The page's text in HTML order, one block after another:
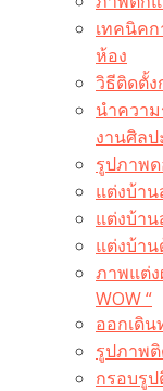
เทคนิค
ห้อง
วิธีติดตั้
นำควา
งานศิล
รูปภาพ
แต่งบ้า
แต่งบ้า
แต่งบ้า
ภาพแต่
WOW “
ออกเดิน
รูปภาพ
กรอบรู